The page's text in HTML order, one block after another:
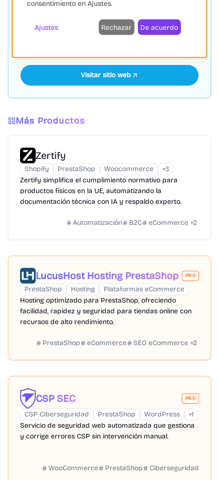
Connectif: Plataforma de marketing 'Data First'
impulsada por IA para potenciar el eCommerce con
Visitar sitio web
Más Productos
Zertify
Shopify PrestaShop Woocommerce +3
Zertify simplifica el cumplimiento normativo para
productos físicos en la UE, automatizando la
documentación técnica con IA y respaldo experto.
Automatización B2C eCommerce +2
LucusHost Hosting PrestaShop PRO
PrestaShop Hosting
Plataformas eCommerce
Hosting optimizado para PrestaShop, ofreciendo
facilidad, rapidez y seguridad para tiendas online con
recursos de alto rendimiento.
PrestaShop eCommerce SEO eCommerce +2
CSP SEC PRO
CSP Ciberseguridad PrestaShop WordPress +1
Servicio de seguridad web automatizada que gestiona
y corrige errores CSP sin intervención manual.
WooCommerce PrestaShop Ciberseguridad
consentimiento en Ajustes.
Ajustes Rechazar De acuerdo